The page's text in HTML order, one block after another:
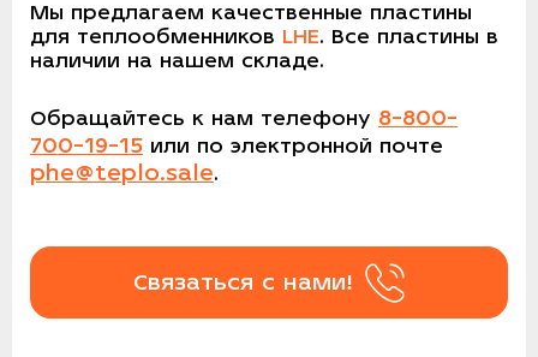
Мы предлагаем качественные пластины
для теплообменников LHE. Все пластины в
наличии на нашем складе.
Обращайтесь к нам телефону 8-800-
700-19-15 или по электронной почте
phe@teplo.sale.
Связаться с нами!